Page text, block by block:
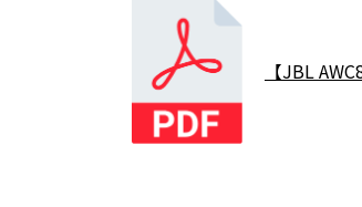
【JBL